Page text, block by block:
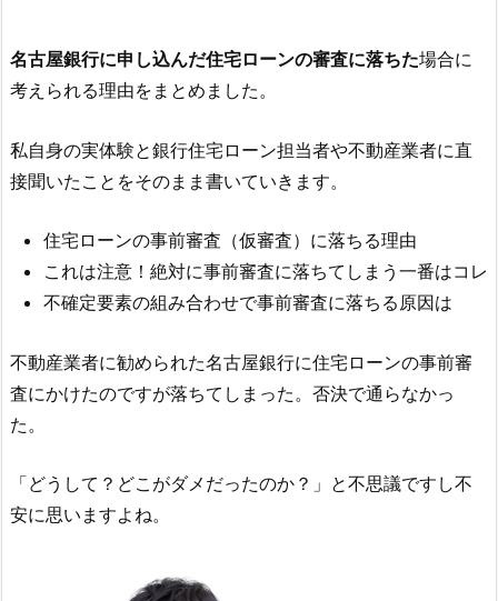
名古屋銀行に申し込んだ住宅ローンの審査に落ちた場合に
考えられる理由をまとめました。
私自身の実体験と銀行住宅ローン担当者や不動産業者に直
接聞いたことをそのまま書いていきます。
住宅ローンの事前審査（仮審査）に落ちる理由
これは注意！絶対に事前審査に落ちてしまう一番はコレ
不確定要素の組み合わせで事前審査に落ちる原因は
不動産業者に勧められた名古屋銀行に住宅ローンの事前審
査にかけたのですが落ちてしまった。否決で通らなかっ
た。
「どうして？どこがダメだったのか？」と不思議ですし不
安に思いますよね。